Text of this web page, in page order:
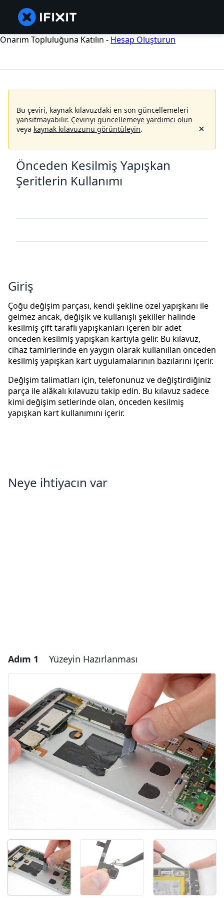
Onarım Topluluğuna Katılın - Hesap Oluşturun
Bu çeviri, kaynak kılavuzdaki en son güncellemeleri
yansıtmayabilir. Çeviriyi güncellemeye yardımcı olun
veya kaynak kılavuzunu görüntüleyin.
Önceden Kesilmiş Yapışkan
Şeritlerin Kullanımı
Giriş
Çoğu değişim parçası, kendi şekline özel yapışkanı ile
gelmez ancak, değişik ve kullanışlı şekiller halinde
kesilmiş çift taraflı yapışkanları içeren bir adet
önceden kesilmiş yapışkan kartıyla gelir. Bu kılavuz,
cihaz tamirlerinde en yaygın olarak kullanıllan önceden
kesilmiş yapışkan kart uygulamalarının bazılarını içerir.
Değişim talimatları için, telefonunuz ve değiştirdiğiniz
parça ile alâkalı kılavuzu takip edin. Bu kılavuz sadece
kimi değişim setlerinde olan, önceden kesilmiş
yapışkan kart kullanımını içerir.
Neye ihtiyacın var
Adım 1 Yüzeyin Hazırlanması